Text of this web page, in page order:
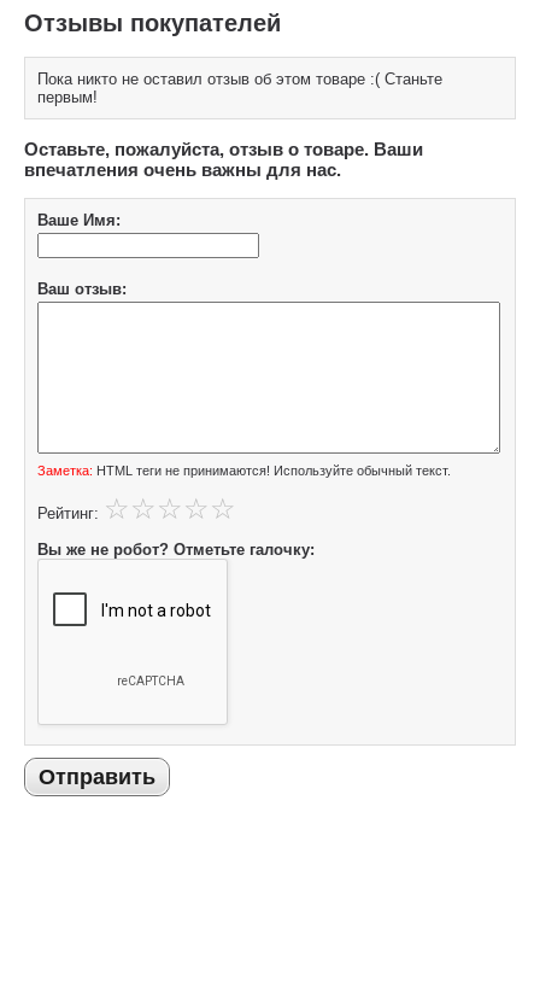
Отзывы покупателей
Пока никто не оставил отзыв об этом товаре :( Станьте
первым!
Оставьте, пожалуйста, отзыв о товаре. Ваши
впечатления очень важны для нас.
Ваше Имя:
Ваш отзыв:
Заметка: HTML теги не принимаются! Используйте обычный текст.
Рейтинг:
Вы же не робот? Отметьте галочку:
Отправить